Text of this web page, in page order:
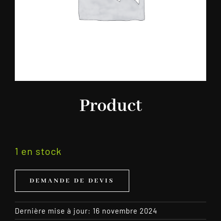
Product
1 en stock
DEMANDE DE DEVIS
Dernière mise à jour: 16 novembre 2024